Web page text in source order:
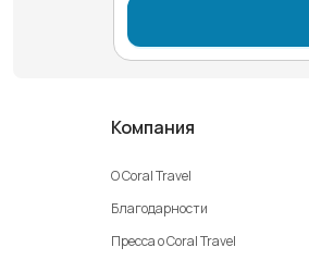
Компания
О Coral Travel
Благодарности
Пресса о Coral Travel